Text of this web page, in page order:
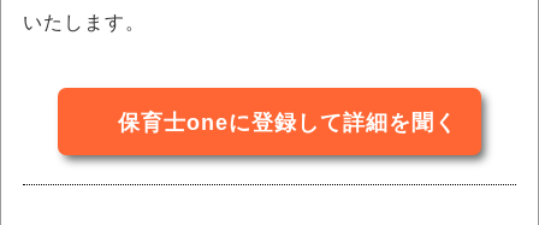
いたします。
保育士oneに登録して詳細を聞く